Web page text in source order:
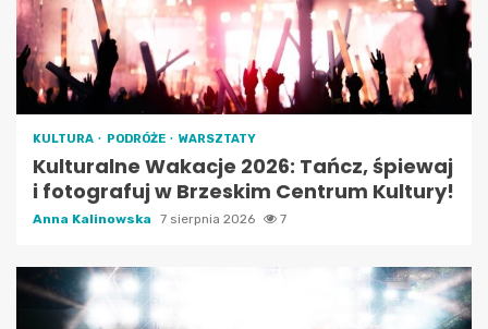
KULTURA PODRÓŻE WARSZTATY
Kulturalne Wakacje 2026: Tańcz, śpiewaj
i fotografuj w Brzeskim Centrum Kultury!
Anna Kalinowska 7 sierpnia 2026 7